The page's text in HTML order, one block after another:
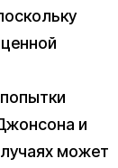
и
может